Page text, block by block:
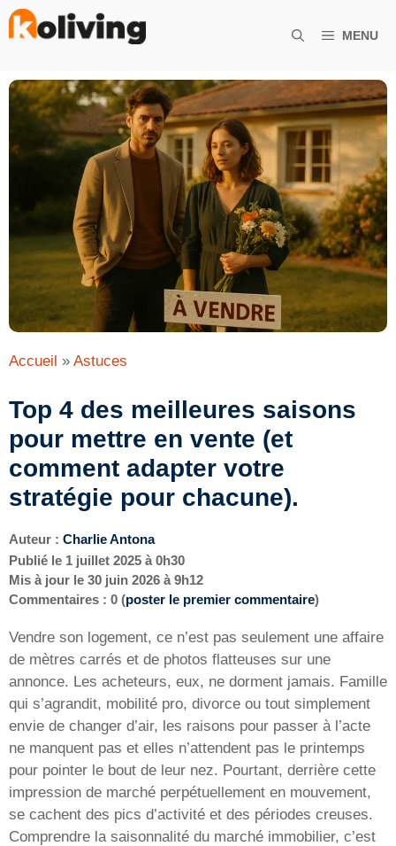
Aller
MENU
Accueil » Astuces
Top 4 des meilleures saisons
pour mettre en vente (et
comment adapter votre
stratégie pour chacune).
Auteur : Charlie Antona
Publié le 1 juillet 2025 à 0h30
Mis à jour le 30 juin 2026 à 9h12
Commentaires : 0 (poster le premier commentaire)
Vendre son logement, ce n’est pas seulement une affaire
de mètres carrés et de photos flatteuses sur une
annonce. Les acheteurs, eux, ne dorment jamais. Famille
qui s’agrandit, mobilité pro, divorce ou tout simplement
envie de changer d’air, les raisons pour passer à l’acte
ne manquent pas et elles n’attendent pas le printemps
pour pointer le bout de leur nez. Pourtant, derrière cette
impression de marché perpétuellement en mouvement,
se cachent des pics d’activité et des périodes creuses.
Comprendre la saisonnalité du marché immobilier, c’est